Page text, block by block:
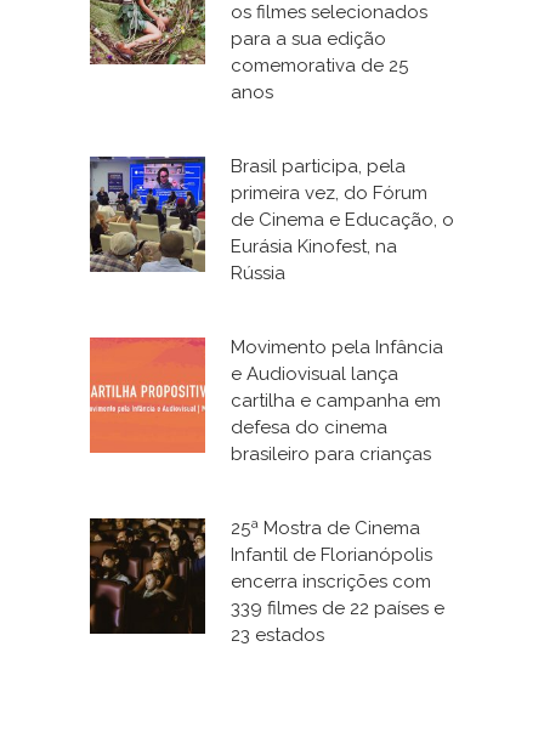
os filmes selecionados
para a sua edição
comemorativa de 25
anos
Brasil participa, pela
primeira vez, do Fórum
de Cinema e Educação, o
Eurásia Kinofest, na
Rússia
Movimento pela Infância
e Audiovisual lança
cartilha e campanha em
defesa do cinema
brasileiro para crianças
25ª Mostra de Cinema
Infantil de Florianópolis
encerra inscrições com
339 filmes de 22 países e
23 estados